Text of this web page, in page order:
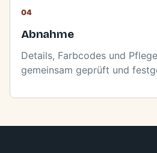
Abnahme
Details, Farbcodes und
gemeinsam geprüft und